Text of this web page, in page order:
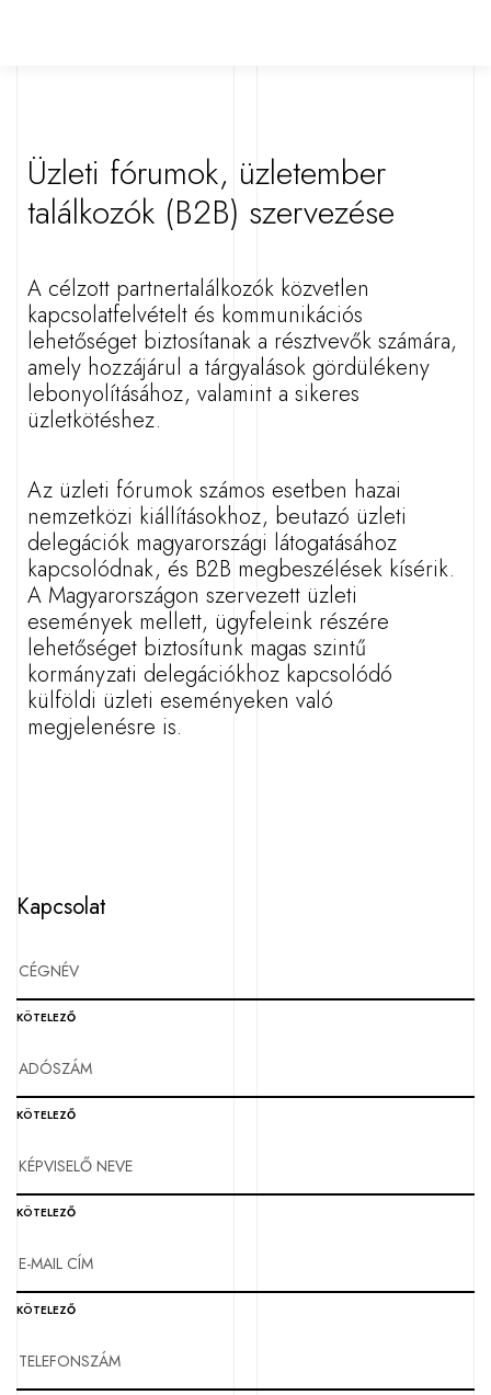
Üzleti fórumok, üzletember
találkozók (B2B) szervezése
A célzott partnertalálkozók közvetlen
kapcsolatfelvételt és kommunikációs
lehetőséget biztosítanak a résztvevők számára,
amely hozzájárul a tárgyalások gördülékeny
lebonyolításához, valamint a sikeres
üzletkötéshez.
Az üzleti fórumok számos esetben hazai
nemzetközi kiállításokhoz, beutazó üzleti
delegációk magyarországi látogatásához
kapcsolódnak, és B2B megbeszélések kísérik.
A Magyarországon szervezett üzleti
események mellett, ügyfeleink részére
lehetőséget biztosítunk magas szintű
kormányzati delegációkhoz kapcsolódó
külföldi üzleti eseményeken való
megjelenésre is.
Kapcsolat
KÖTELEZŐ
KÖTELEZŐ
KÖTELEZŐ
KÖTELEZŐ